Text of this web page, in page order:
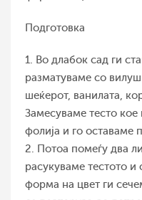
Подготовка
1. Во длабок сад ги
разматуваме со
шеќерот, ванилата,
Замесуваме тесто кое
фолија и го оставаме
2. Потоа помеѓу два
расукуваме тестото
форма на цвет ги